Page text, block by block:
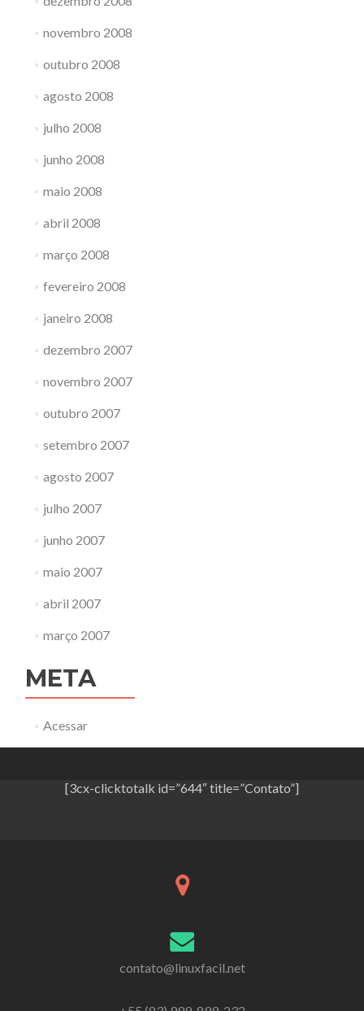
novembro 2008
outubro 2008
agosto 2008
julho 2008
junho 2008
maio 2008
abril 2008
março 2008
fevereiro 2008
janeiro 2008
dezembro 2007
novembro 2007
outubro 2007
setembro 2007
agosto 2007
julho 2007
junho 2007
maio 2007
abril 2007
março 2007
META
Acessar
[3cx-clicktotalk id=”644″ title=”Contato”]
contato@linuxfacil.net